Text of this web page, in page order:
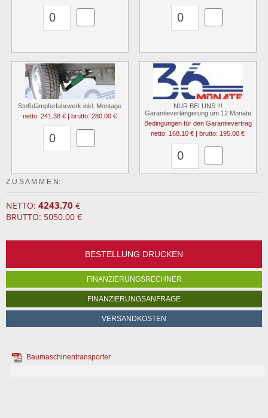
Stoßdämpferfahrwerk inkl. Montage
netto: 241.38 € | brutto: 280.00 €
NUR BEI UNS !!!
Garantieverlängerung um 12 Monate
Bedingungen für den Garantievertrag
netto: 168.10 € | brutto: 195.00 €
Z U S A M M E N:
NETTO: 4243.70 €
BRUTTO: 5050.00 €
BESTELLUNG DRUCKEN
FINANZIERUNGSRECHNER
FINANZIERUNGSANFRAGE
VERSANDKOSTEN
Baumaschinentransporter